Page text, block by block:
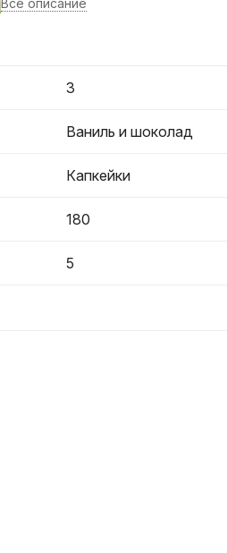
Все описание
3
Ваниль и шоколад
Капкейки
180
5